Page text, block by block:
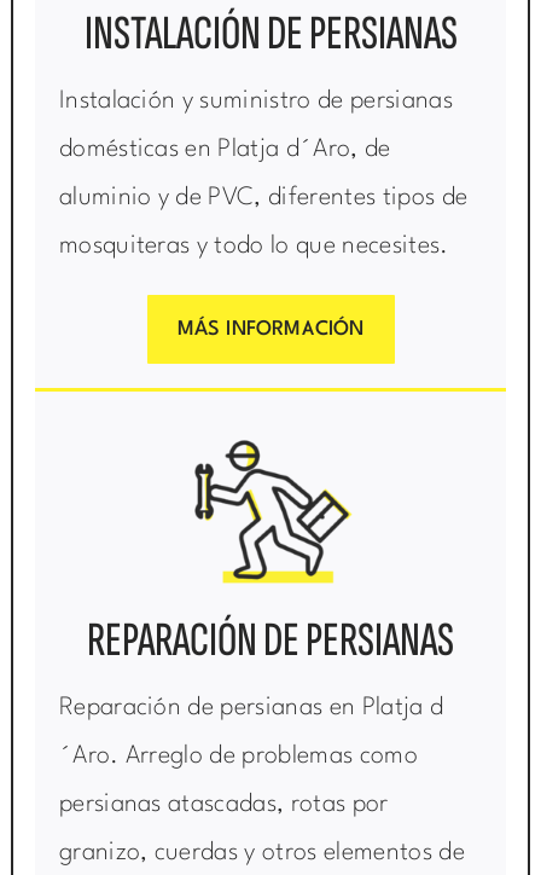
INSTALACIÓN DE PERSIANAS
Instalación y suministro de persianas
domésticas en Platja d´Aro, de
aluminio y de PVC, diferentes tipos de
mosquiteras y todo lo que necesites.
MÁS INFORMACIÓN
REPARACIÓN DE PERSIANAS
Reparación de persianas en Platja d
´Aro. Arreglo de problemas como
persianas atascadas, rotas por
granizo, cuerdas y otros elementos de